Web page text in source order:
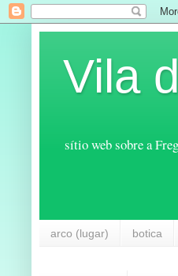
Vila
sítio web sobre a
arco (lugar) botica